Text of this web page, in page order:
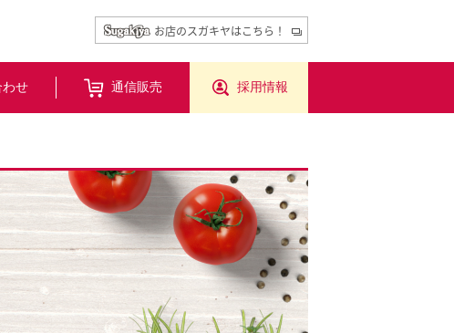
お店のスガキヤはこちら！
わせ 通信販売 採用情報